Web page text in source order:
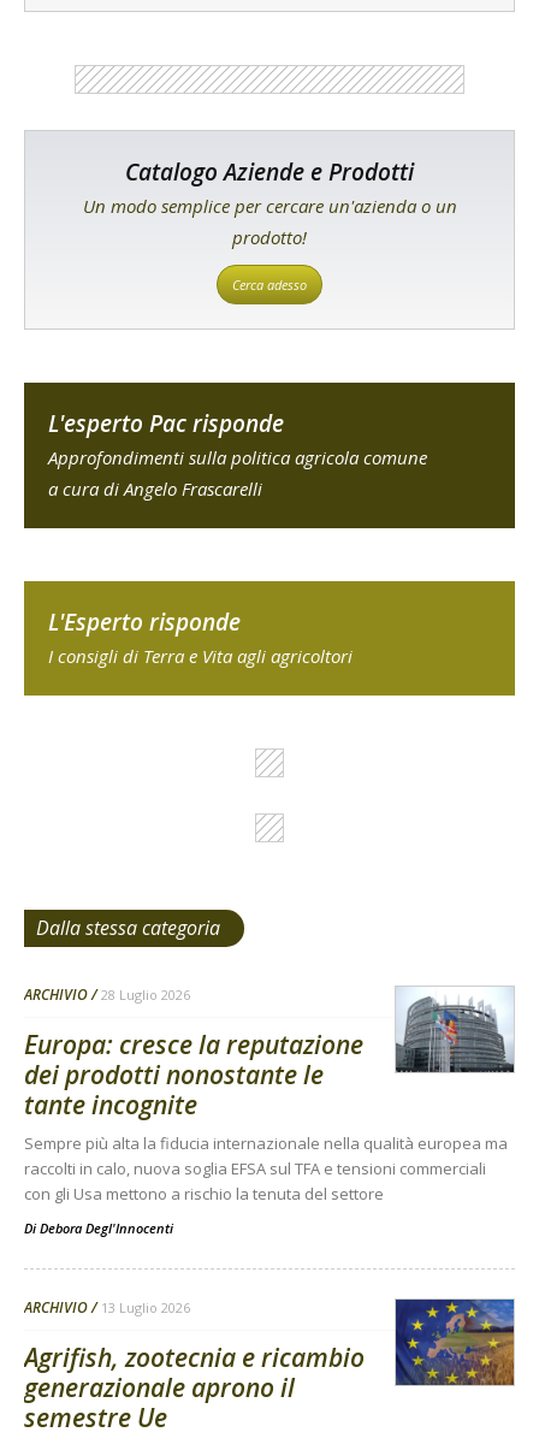
Catalogo Aziende e Prodotti
Un modo semplice per cercare un'azienda o un
prodotto!
Cerca adesso
L'esperto Pac risponde
Approfondimenti sulla politica agricola comune
a cura di Angelo Frascarelli
L'Esperto risponde
I consigli di Terra e Vita agli agricoltori
Dalla stessa categoria
ARCHIVIO 28 Luglio 2026
Europa: cresce la reputazione
dei prodotti nonostante le
tante incognite
Sempre più alta la fiducia internazionale nella qualità europea ma
raccolti in calo, nuova soglia EFSA sul TFA e tensioni commerciali
con gli Usa mettono a rischio la tenuta del settore
Di Debora Degl'Innocenti
ARCHIVIO 13 Luglio 2026
Agrifish, zootecnia e ricambio
generazionale aprono il
semestre Ue